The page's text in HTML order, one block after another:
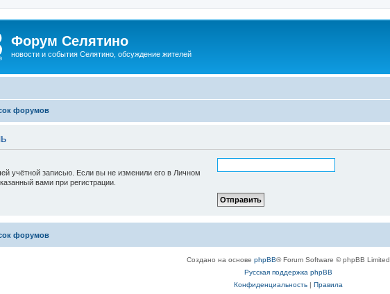
Форум Селятино
новости и события Селятино, обсуждение жителей
форумов
учётной записью. Если вы не изменили его в Личном
вами при регистрации.
форумов
Создано на основе phpBB® Forum Software © phpBB Limited
Русская поддержка phpBB
Конфиденциальность| Правила